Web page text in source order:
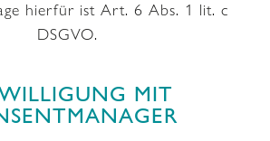
hierfür ist Art. 6 Abs. 1 lit. c
DSGVO.
MIT